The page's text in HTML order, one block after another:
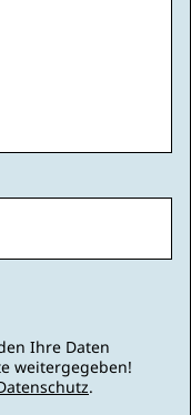
Ihre Daten
weitergegeben!
.